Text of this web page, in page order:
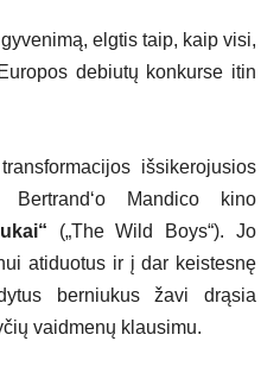
elgtis taip, kaip visi,
debiutų konkurse itin
išsikerojusios
Bertrand‘o Mandico kino
(„The Wild Boys“). Jo
atiduotus ir į dar keistesnę
berniukus žavi drąsia
vaidmenų klausimu.